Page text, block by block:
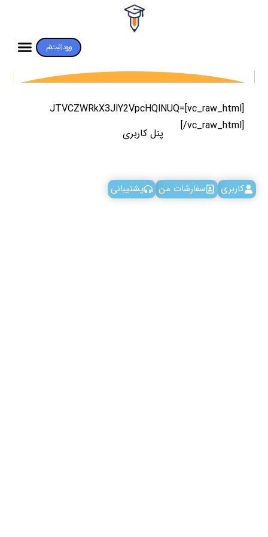
ورود | ثبت‌نام
[vc_raw_html]JTVCZWRkX3JlY2VpcHQlNUQ=
[/vc_raw_html]
پنل کاربری
کاربری سفارشات من پشتیبانی